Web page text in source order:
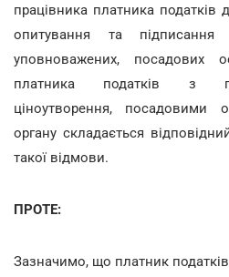
працівника платника податків
опитування та підписання
уповноважених, посадових
платника податків з
ціноутворення, посадовими
органу складається
такої відмови.
ПРОТЕ:
Зазначимо, що платник податків